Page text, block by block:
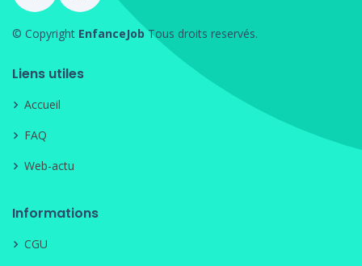
© Copyright EnfanceJob Tous droits reservés.
Liens utiles
Accueil
FAQ
Web-actu
Informations
CGU